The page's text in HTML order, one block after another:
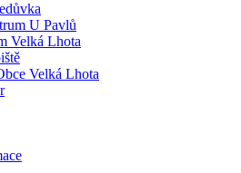
U Pavlů
Velká Lhota
Velká Lhota